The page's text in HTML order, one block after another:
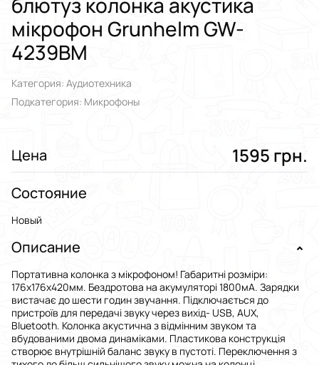
мікрофон Grunhelm GW-
4239BM
Категория: Аудиотехника
Подкатегория: Микрофоны
Цена 1595 грн.
Состояние
Новый
Описание
Портативна колонка з мікрофоном! Габаритні розміри:
176х176х420мм. Бездротова на акумуляторі 1800мА. Зарядки
вистачає до шести годин звучання. Підключається до
пристроїв для передачі звуку через вихід- USB, AUX,
Bluetooth. Колонка акустична з відмінним звуком та
вбудованими двома динаміками. Пластикова конструкція
створює внутрішній баланс звуку в пустоті. Переключення з